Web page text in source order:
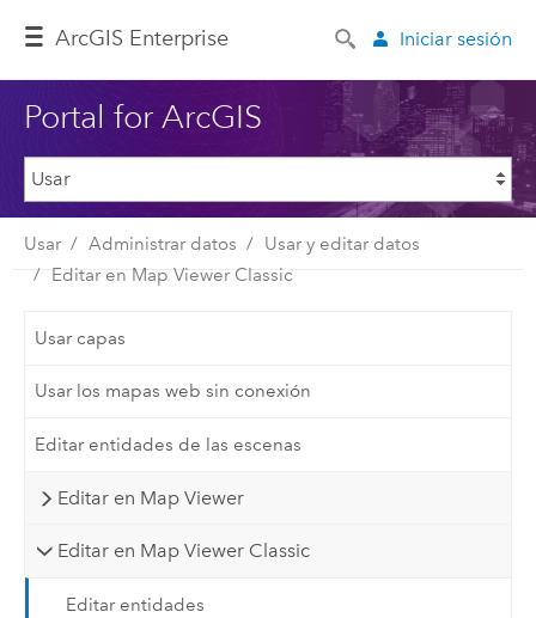
ArcGIS Enterprise Iniciar sesión
Portal for ArcGIS
Usar Administrar datos
Usar y editar datos
Editar en Map Viewer Classic
Usar capas
Usar los mapas web sin conexión
Editar entidades de las escenas
Editar en Map Viewer
Editar en Map Viewer Classic
Editar entidades